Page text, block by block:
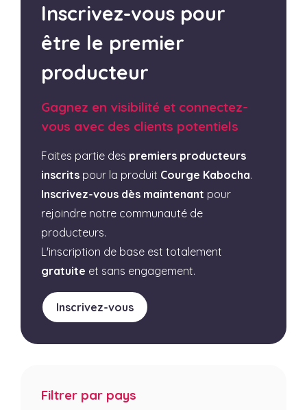
Inscrivez-vous pour
être le premier
producteur
Gagnez en visibilité et connectez-
vous avec des clients potentiels
Faites partie des premiers producteurs
inscrits pour la produit Courge Kabocha.
Inscrivez-vous dès maintenant pour
rejoindre notre communauté de
producteurs.
L'inscription de base est totalement
gratuite et sans engagement.
Inscrivez-vous
Filtrer par pays